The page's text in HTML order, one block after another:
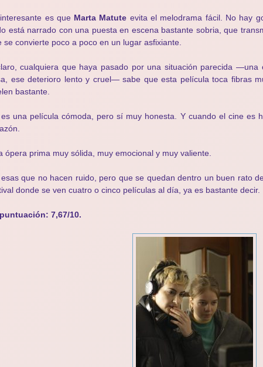
es que Marta Matute evita el melodrama fácil. No hay
está narrado con una puesta en escena bastante sobria, que
se convierte poco a poco en un lugar asfixiante.
cualquiera que haya pasado por una situación parecida —una
ese deterioro lento y cruel— sabe que esta película toca fibras
bastante.
una película cómoda, pero sí muy honesta. Y cuando el cine es
ópera prima muy sólida, muy emocional y muy valiente.
que no hacen ruido, pero que se quedan dentro un buen rato
donde se ven cuatro o cinco películas al día, ya es bastante decir.
7,67/10.